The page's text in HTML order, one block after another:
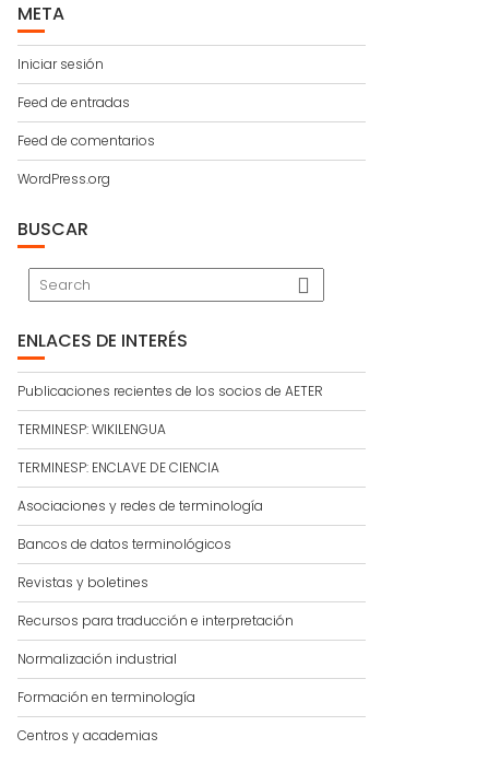
META
Iniciar sesión
Feed de entradas
Feed de comentarios
WordPress.org
BUSCAR
ENLACES DE INTERÉS
Publicaciones recientes de los socios de AETER
TERMINESP: WIKILENGUA
TERMINESP: ENCLAVE DE CIENCIA
Asociaciones y redes de terminología
Bancos de datos terminológicos
Revistas y boletines
Recursos para traducción e interpretación
Normalización industrial
Formación en terminología
Centros y academias